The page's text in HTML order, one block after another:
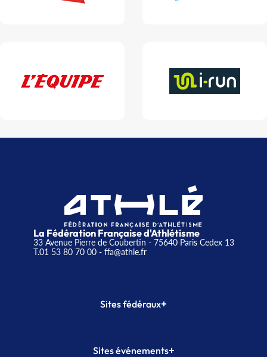
La Fédération Française d'Athlétisme
33 Avenue Pierre de Coubertin - 75640 Paris Cedex 13
T.01 53 80 70 00- ffa@athle.fr
Sites fédéraux+
Plateforme Formation
Sites événements+